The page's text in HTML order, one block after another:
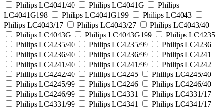
Philips LC4041/40
Philips LC4041G
Philips
LC4041G198
Philips LC4041G199
Philips LC4043
Philips LC4043/17
Philips LC4043/27
Philips LC4043/40
Philips LC4043G
Philips LC4043G199
Philips LC4235
Philips LC4235/40
Philips LC4235/99
Philips LC4236
Philips LC4236/40
Philips LC4236/99
Philips LC4241
Philips LC4241/40
Philips LC4241/99
Philips LC4242
Philips LC4242/40
Philips LC4245
Philips LC4245/40
Philips LC4245/99
Philips LC4246
Philips LC4246/40
Philips LC4246/99
Philips LC4331
Philips LC4331/17
Philips LC4331/99
Philips LC4341
Philips LC4341/17